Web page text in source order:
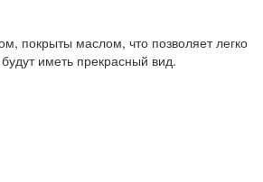
покрыты маслом, что позволяет легко
иметь прекрасный вид.